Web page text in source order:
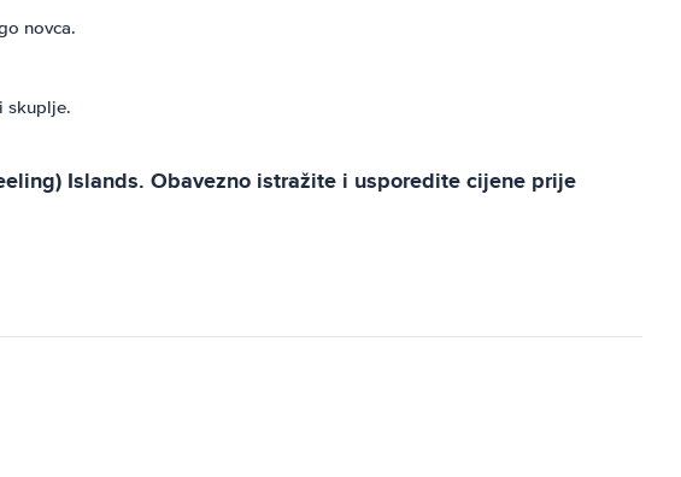
novca.
skuplje.
Islands. Obavezno istražite i usporedite cijene prije